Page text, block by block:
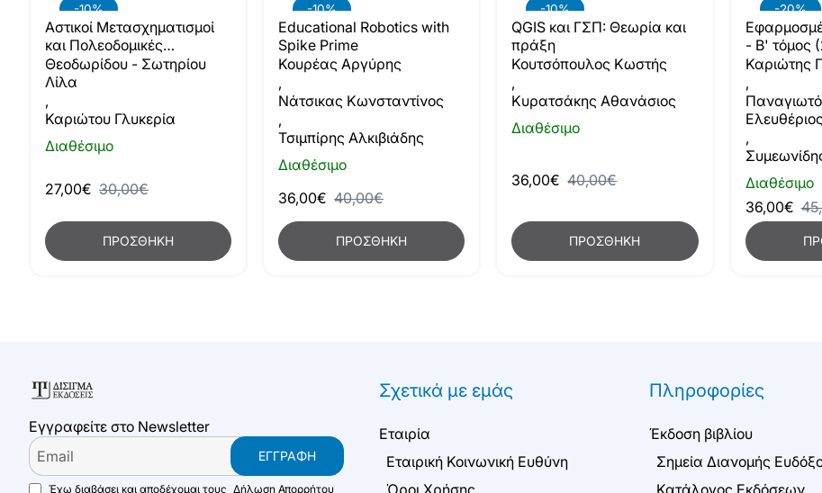
-10%
Διαθέσιμο
Αστικοί Μετασχηματισμοί
και Πολεοδομικές
Εφαρμογές (2η Έκδοση)
Θεοδωρίδου - Σωτηρίου
Λίλα
,
Καριώτου Γλυκερία
27,00€ 30,00€
ΠΡΟΣΘΉΚΗ
-10%
Διαθέσιμο
Educational Robotics with
Spike Prime
Κουρέας Αργύρης
,
Νάτσικας Κωνσταντίνος
,
Τσιμπίρης Αλκιβιάδης
36,00€ 40,00€
ΠΡΟΣΘΉΚΗ
-10%
Διαθέσιμο
QGIS και ΓΣΠ: Θεωρία και
πράξη
Κουτσόπουλος Κωστής
,
Κυρατσάκης Αθανάσιος
36,00€ 40,00€
ΠΡΟΣΘΉΚΗ
-20%
Διαθέσιμο
- Β' τόμος
Καριώτης
,
Ελευθέριος
,
36,00€
Εγγραφείτε στο Newsletter
Email
ΕΓΓΡΑΦΉ
Έχω διαβάσει και αποδέχομαι τους Δήλωση Απορρήτου
Σχετικά με εμάς
Εταιρία
Εταιρική Κοινωνική Ευθύνη
Πληροφορίες
Έκδοση βιβλίου
Σημεία Διανομής